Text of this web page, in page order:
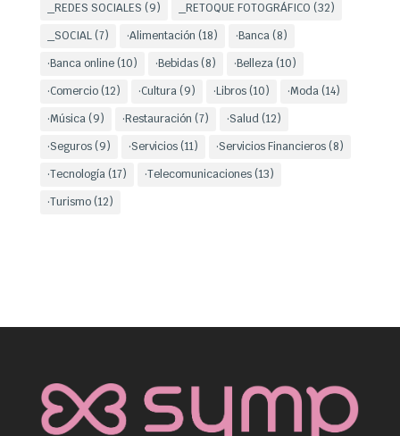
_REDES SOCIALES (9) _RETOQUE FOTOGRÁFICO (32)
_SOCIAL(7) ·Alimentación (18) ·Banca(8)
·Banca online(10) ·Bebidas(8) ·Belleza(10)
·Comercio(12) ·Cultura(9) ·Libros(10) ·Moda(14)
·Música(9) ·Restauración (7) ·Salud (12)
·Seguros(9) ·Servicios(11) ·Servicios Financieros(8)
·Tecnología(17) ·Telecomunicaciones(13)
·Turismo(12)